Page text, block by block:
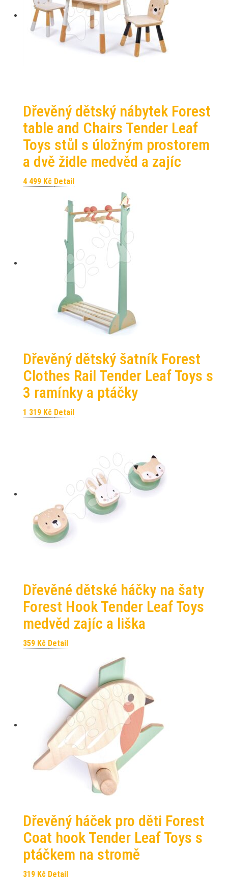
Dřevěný dětský nábytek Forest
table and Chairs Tender Leaf
Toys stůl s úložným prostorem
a dvě židle medvěd a zajíc
4 499 Kč Detail
Dřevěný dětský šatník Forest
Clothes Rail Tender Leaf Toys s
3 ramínky a ptáčky
1 319 Kč Detail
Dřevěné dětské háčky na šaty
Forest Hook Tender Leaf Toys
medvěd zajíc a liška
359 Kč Detail
Dřevěný háček pro děti Forest
Coat hook Tender Leaf Toys s
ptáčkem na stromě
319 Kč Detail